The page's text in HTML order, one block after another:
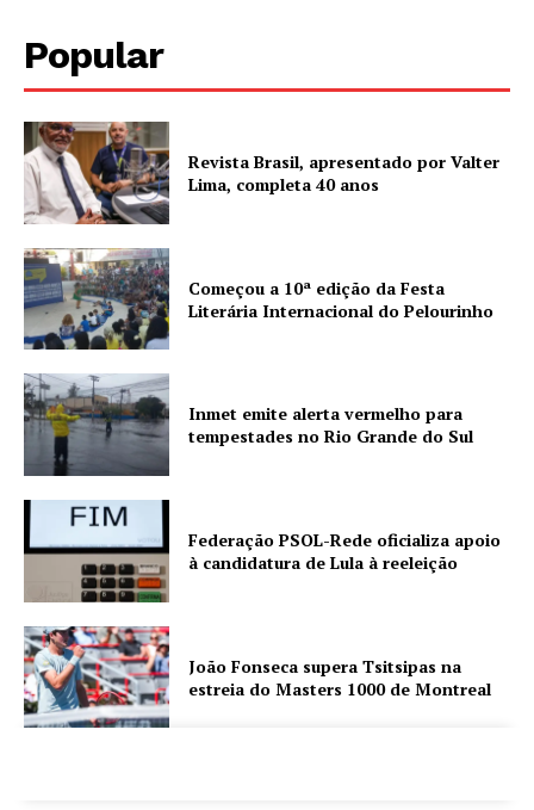
Popular
Revista Brasil, apresentado por Valter
Lima, completa 40 anos
Começou a 10ª edição da Festa
Literária Internacional do Pelourinho
Inmet emite alerta vermelho para
tempestades no Rio Grande do Sul
Federação PSOL-Rede oficializa apoio
à candidatura de Lula à reeleição
João Fonseca supera Tsitsipas na
estreia do Masters 1000 de Montreal